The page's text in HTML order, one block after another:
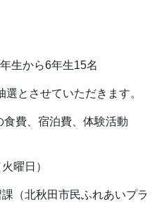
から6年生15名
させていただきます。
費、宿泊費、体験活動
曜日）
（北秋田市民ふれあいプラ